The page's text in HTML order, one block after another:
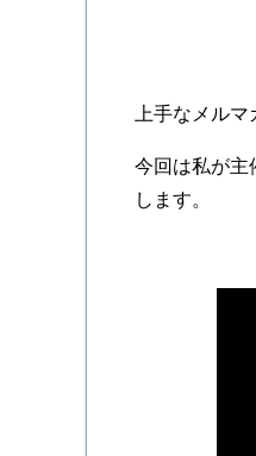
上手なメル
今回は私が主
します。